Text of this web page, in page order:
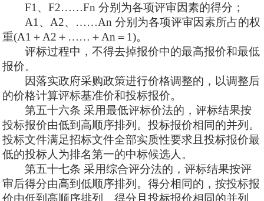
F1、F2……Fn 分别为各项评审因素的得分；
A1、A2、……An 分别为各项评审因素所占的权
重(A1＋A2＋……＋An＝1)。
评标过程中，不得去掉报价中的最高报价和最低
报价。
因落实政府采购政策进行价格调整的，以调整后
的价格计算评标基准价和投标报价。
第五十六条 采用最低评标价法的，评标结果按
投标报价由低到高顺序排列。投标报价相同的并列。
投标文件满足招标文件全部实质性要求且投标报价最
低的投标人为排名第一的中标候选人。
第五十七条 采用综合评分法的，评标结果按评
审后得分由高到低顺序排列。得分相同的，按投标报